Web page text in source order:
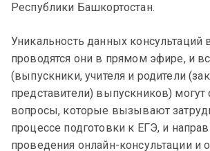
Республики Башкортостан.
Уникальность данных консультаций
проводятся они в прямом эфире, и
(выпускники, учителя и родители
представители) выпускников)
вопросы, которые вызывают
процессе подготовки к ЕГЭ, и
проведения онлайн-консультации и